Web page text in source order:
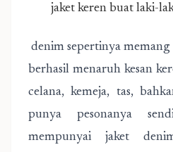
jaket keren buat laki-
denim sepertinya memang
berhasil menaruh kesan
celana, kemeja, tas,
punya pesonanya
mempunyai jaket